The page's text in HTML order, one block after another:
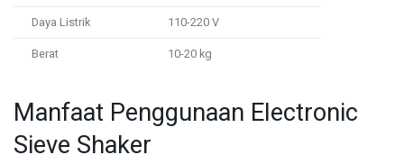
Daya Listrik
110-220 V
Berat
10-20 kg
Manfaat Penggunaan Electronic
Sieve Shaker